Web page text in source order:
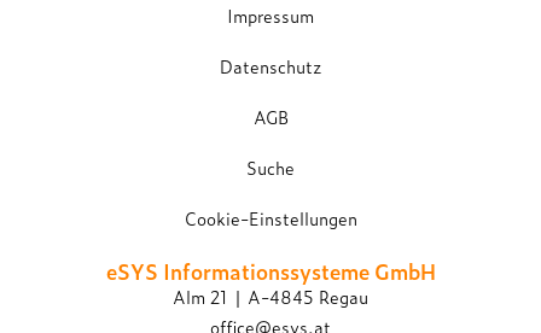
Impressum
Datenschutz
AGB
Suche
Cookie-Einstellungen
eSYS Informations­systeme GmbH
Alm 21 | A-4845 Regau
office@esys.at